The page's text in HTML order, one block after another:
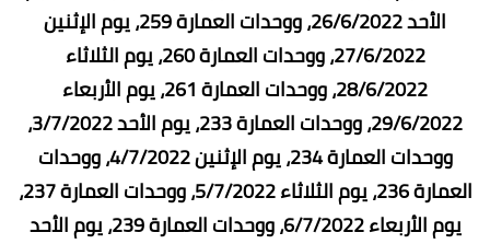
الأحد 26/6/2022، ووحدات العمارة 259، يوم الإثنين
27/6/2022، ووحدات العمارة 260، يوم الثلاثاء
28/6/2022، ووحدات العمارة 261، يوم الأربعاء
29/6/2022، ووحدات العمارة 233، يوم الأحد 3/7/2022،
ووحدات العمارة 234، يوم الإثنين 4/7/2022، ووحدات
العمارة 236، يوم الثلاثاء 5/7/2022، ووحدات العمارة 237،
يوم الأربعاء 6/7/2022، ووحدات العمارة 239، يوم الأحد